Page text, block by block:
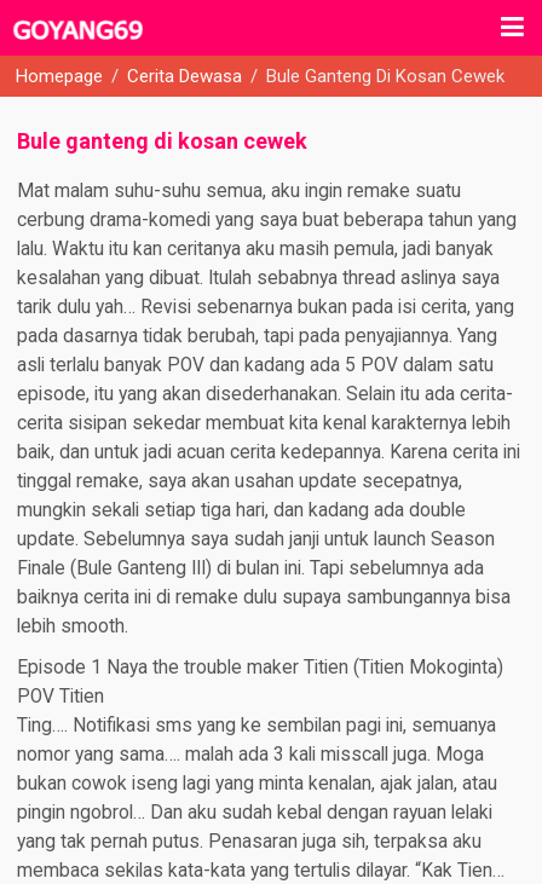
Homepage / Cerita Dewasa / Bule Ganteng Di Kosan Cewek
Bule ganteng di kosan cewek
Mat malam suhu-suhu semua, aku ingin remake suatu
cerbung drama-komedi yang saya buat beberapa tahun yang
lalu. Waktu itu kan ceritanya aku masih pemula, jadi banyak
kesalahan yang dibuat. Itulah sebabnya thread aslinya saya
tarik dulu yah… Revisi sebenarnya bukan pada isi cerita, yang
pada dasarnya tidak berubah, tapi pada penyajiannya. Yang
asli terlalu banyak POV dan kadang ada 5 POV dalam satu
episode, itu yang akan disederhanakan. Selain itu ada cerita-
cerita sisipan sekedar membuat kita kenal karakternya lebih
baik, dan untuk jadi acuan cerita kedepannya. Karena cerita ini
tinggal remake, saya akan usahan update secepatnya,
mungkin sekali setiap tiga hari, dan kadang ada double
update. Sebelumnya saya sudah janji untuk launch Season
Finale (Bule Ganteng III) di bulan ini. Tapi sebelumnya ada
baiknya cerita ini di remake dulu supaya sambungannya bisa
lebih smooth.
Episode 1 Naya the trouble maker Titien (Titien Mokoginta)
POV Titien​
Ting…. Notifikasi sms yang ke sembilan pagi ini, semuanya
nomor yang sama…. malah ada 3 kali misscall juga. Moga
bukan cowok iseng lagi yang minta kenalan, ajak jalan, atau
pingin ngobrol… Dan aku sudah kebal dengan rayuan lelaki
yang tak pernah putus. Penasaran juga sih, terpaksa aku
membaca sekilas kata-kata yang tertulis dilayar. “Kak Tien…